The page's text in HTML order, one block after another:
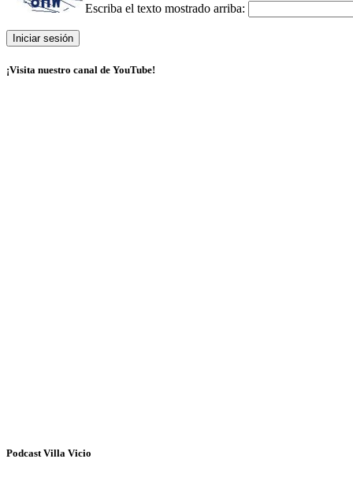
Escriba el texto mostrado arriba:
¡Visita nuestro canal de YouTube!
Podcast Villa Vicio